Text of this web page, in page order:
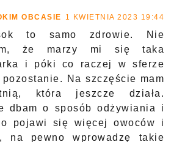
OBCASIE 1 KWIETNIA 2023 19:44
to samo zdrowie. Nie
że marzy mi się taka
i póki co raczej w sferze
pozostanie. Na szczęście mam
która jeszcze działa.
dbam o sposób odżywiania i
pojawi się więcej owoców i
na pewno wprowadzę takie